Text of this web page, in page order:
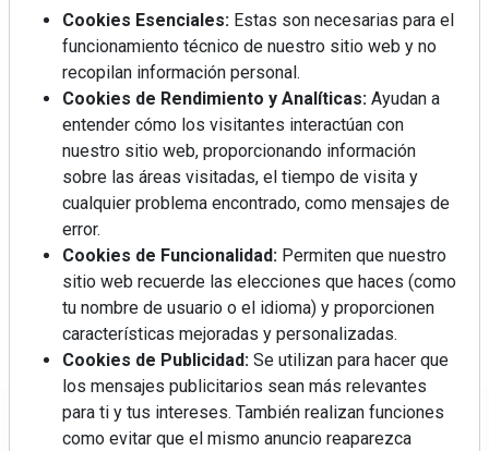
Regístrate y accede a contenidos
Cookies Esenciales: Estas son necesarias para el
funcionamiento técnico de nuestro sitio web y no
recopilan información personal.
Cookies de Rendimiento y Analíticas: Ayudan a
entender cómo los visitantes interactúan con
nuestro sitio web, proporcionando información
sobre las áreas visitadas, el tiempo de visita y
cualquier problema encontrado, como mensajes de
error.
Cookies de Funcionalidad: Permiten que nuestro
sitio web recuerde las elecciones que haces (como
tu nombre de usuario o el idioma) y proporcionen
características mejoradas y personalizadas.
Cookies de Publicidad: Se utilizan para hacer que
los mensajes publicitarios sean más relevantes
para ti y tus intereses. También realizan funciones
como evitar que el mismo anuncio reaparezca